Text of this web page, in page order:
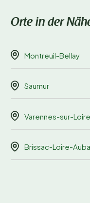
Orte in der
Montreuil-Bellay
Saumur
Varennes-sur-Loire
Brissac-Loire-